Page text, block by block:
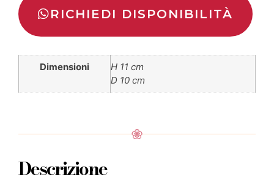
RICHIEDI DISPONIBILITÀ
Dimensioni
H 11 cm
D 10 cm
Descrizione